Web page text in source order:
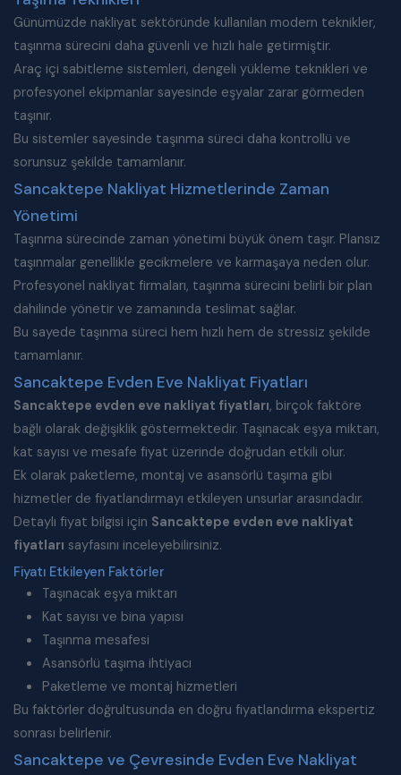
Günümüzde nakliyat sektöründe kullanılan modern teknikler,
taşınma sürecini daha güvenli ve hızlı hale getirmiştir.
Araç içi sabitleme sistemleri, dengeli yükleme teknikleri ve
profesyonel ekipmanlar sayesinde eşyalar zarar görmeden
taşınır.
Bu sistemler sayesinde taşınma süreci daha kontrollü ve
sorunsuz şekilde tamamlanır.
Sancaktepe Nakliyat Hizmetlerinde Zaman
Yönetimi
Taşınma sürecinde zaman yönetimi büyük önem taşır. Plansız
taşınmalar genellikle gecikmelere ve karmaşaya neden olur.
Profesyonel nakliyat firmaları, taşınma sürecini belirli bir plan
dahilinde yönetir ve zamanında teslimat sağlar.
Bu sayede taşınma süreci hem hızlı hem de stressiz şekilde
tamamlanır.
Sancaktepe Evden Eve Nakliyat Fiyatları
Sancaktepe evden eve nakliyat fiyatları, birçok faktöre
bağlı olarak değişiklik göstermektedir. Taşınacak eşya miktarı,
kat sayısı ve mesafe fiyat üzerinde doğrudan etkili olur.
Ek olarak paketleme, montaj ve asansörlü taşıma gibi
hizmetler de fiyatlandırmayı etkileyen unsurlar arasındadır.
Detaylı fiyat bilgisi için Sancaktepe evden eve nakliyat
fiyatları sayfasını inceleyebilirsiniz.
Fiyatı Etkileyen Faktörler
Taşınacak eşya miktarı
Kat sayısı ve bina yapısı
Taşınma mesafesi
Asansörlü taşıma ihtiyacı
Paketleme ve montaj hizmetleri
Bu faktörler doğrultusunda en doğru fiyatlandırma ekspertiz
sonrası belirlenir.
Sancaktepe ve Çevresinde Evden Eve Nakliyat